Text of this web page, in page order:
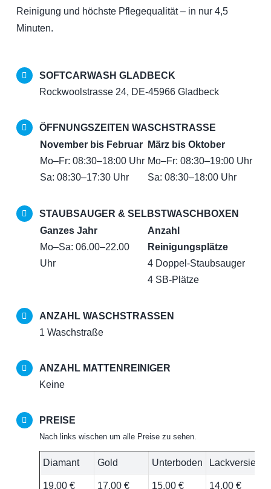
Reinigung und höchste Pflegequalität – in nur 4,5
Minuten.
SOFTCARWASH GLADBECK
Rockwoolstrasse 24, DE-45966 Gladbeck
ÖFFNUNGSZEITEN WASCHSTRASSE
November bis Februar
Mo–Fr: 08:30–18:00 Uhr
Sa: 08:30–17:30 Uhr
März bis Oktober
Mo–Fr: 08:30–19:00 Uhr
Sa: 08:30–18:00 Uhr
STAUBSAUGER & SELBSTWASCHBOXEN
Ganzes Jahr
Mo–Sa: 06.00–22.00
Uhr
Anzahl
Reinigungsplätze
4 Doppel-Staubsauger
4 SB-Plätze
ANZAHL WASCHSTRASSEN
1 Waschstraße
ANZAHL MATTENREINIGER
Keine
PREISE
Nach links wischen um alle Preise zu sehen.
Diamant Gold Unterboden
19,00 € 17,00 € 15,00 € 14,00 €